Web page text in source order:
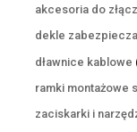
akcesoria do
dekle
dławnice kablowe
ramki montażowe
zaciskarki i